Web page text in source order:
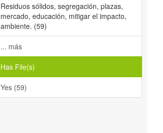
Residuos sólidos, segregación, plazas,
mercado, educación, mitigar el impacto,
ambiente. (59)
... más
Has File(s)
Yes (59)